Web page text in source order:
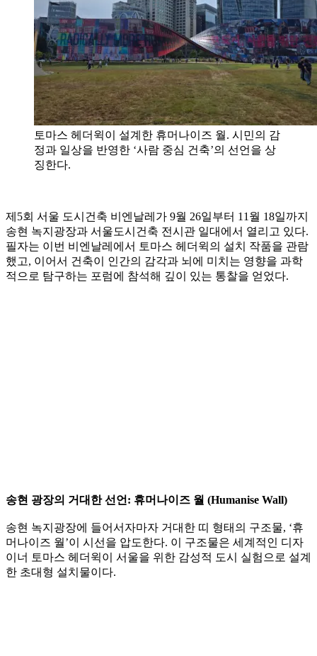
토마스 헤더윅이 설계한 휴머나이즈 월. 시민의 감
정과 일상을 반영한 ‘사람 중심 건축’의 선언을 상
징한다.
제5회 서울 도시건축 비엔날레가 9월 26일부터 11월 18일까지
송현 녹지광장과 서울도시건축 전시관 일대에서 열리고 있다.
필자는 이번 비엔날레에서 토마스 헤더윅의 설치 작품을 관람
했고, 이어서 건축이 인간의 감각과 뇌에 미치는 영향을 과학
적으로 탐구하는 포럼에 참석해 깊이 있는 통찰을 얻었다.
송현 광장의 거대한 선언: 휴머나이즈 월 (Humanise Wall)
송현 녹지광장에 들어서자마자 거대한 띠 형태의 구조물, ‘휴
머나이즈 월’이 시선을 압도한다. 이 구조물은 세계적인 디자
이너 토마스 헤더윅이 서울을 위한 감성적 도시 실험으로 설계
한 초대형 설치물이다.